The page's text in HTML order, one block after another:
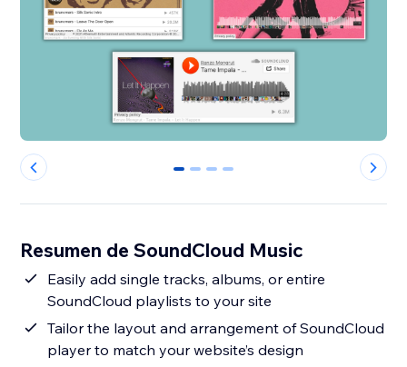
0 1 2 3
Resumen de SoundCloud Music
Easily add single tracks, albums, or entire
SoundCloud playlists to your site
Tailor the layout and arrangement of SoundCloud
player to match your website’s design